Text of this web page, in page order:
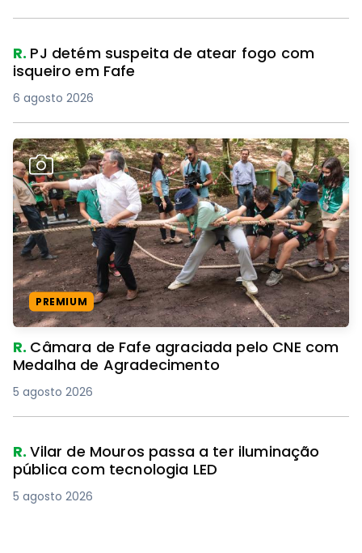
R. PJ detém suspeita de atear fogo com
isqueiro em Fafe
6 agosto 2026
PREMIUM
R. Câmara de Fafe agraciada pelo CNE com
Medalha de Agradecimento
5 agosto 2026
R.Vilar de Mouros passa a ter iluminação
pública com tecnologia LED
5 agosto 2026